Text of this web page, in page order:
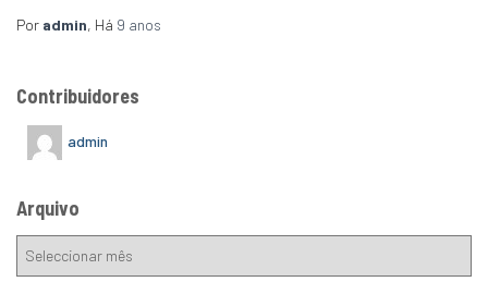
Por admin, Há 9 anos
Contribuidores
admin
Arquivo